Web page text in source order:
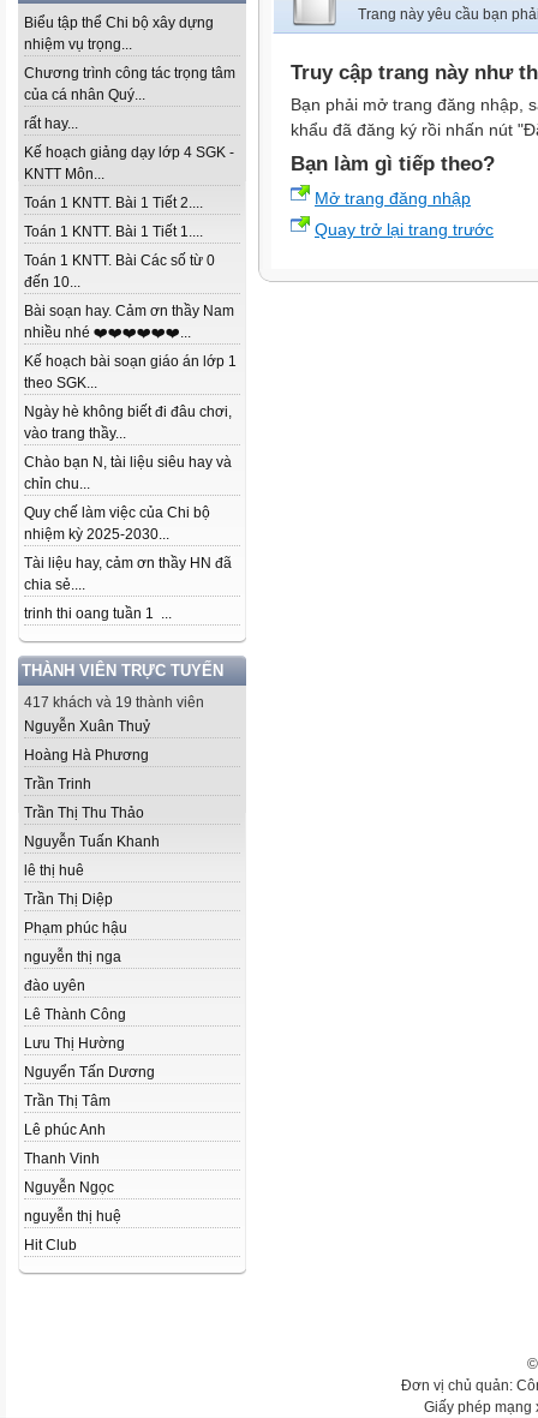
Biểu tập thể Chi bộ xây dựng
nhiệm vụ trọng...
Chương trình công tác trọng tâm
của cá nhân Quý...
rất hay...
Kế hoạch giảng dạy lớp 4 SGK -
KNTT Môn...
Toán 1 KNTT. Bài 1 Tiết 2....
Toán 1 KNTT. Bài 1 Tiết 1....
Toán 1 KNTT. Bài Các số từ 0
đến 10...
Bài soạn hay. Cảm ơn thầy Nam
nhiều nhé ❤️❤️❤️❤️❤️❤️...
Kế hoạch bài soạn giáo án lớp 1
theo SGK...
Ngày hè không biết đi đâu chơi,
vào trang thầy...
Chào bạn N, tài liệu siêu hay và
chỉn chu...
Quy chế làm việc của Chi bộ
nhiệm kỳ 2025-2030...
Tài liệu hay, cảm ơn thầy HN đã
chia sẻ....
trinh thi oang tuần 1 ...
THÀNH VIÊN TRỰC TUYẾN
417 khách và 19 thành viên
Nguyễn Xuân Thuỷ
Hoàng Hà Phương
Trần Trinh
Trần Thị Thu Thảo
Nguyễn Tuấn Khanh
lê thị huê
Trần Thị Diệp
Phạm phúc hậu
nguyễn thị nga
đào uyên
Lê Thành Công
Lưu Thị Hường
Nguyển Tấn Dương
Trần Thị Tâm
Lê phúc Anh
Thanh Vinh
Nguyễn Ngọc
nguyễn thị huệ
Hit Club
Trang này yêu cầu bạn
Truy cập trang này như
Bạn phải mở trang đăng nhập,
khẩu đã đăng ký rồi nhấn nút
Bạn làm gì tiếp theo?
Mở trang đăng nhập
Quay trở lại trang trước
Đơn vị chủ quản:
Giấy phép mạng